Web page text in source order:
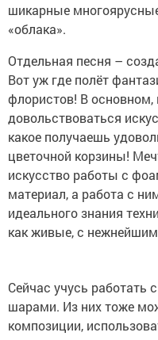
шикарные
«облака».
Отдельная песня –
Вот уж где полёт
флористов! В основном,
довольствоваться
какое получаешь
цветочной корзины!
искусство работы с
материал, а работа с
идеального знания
как живые, с
Сейчас учусь
шарами. Из них тоже
композиции,